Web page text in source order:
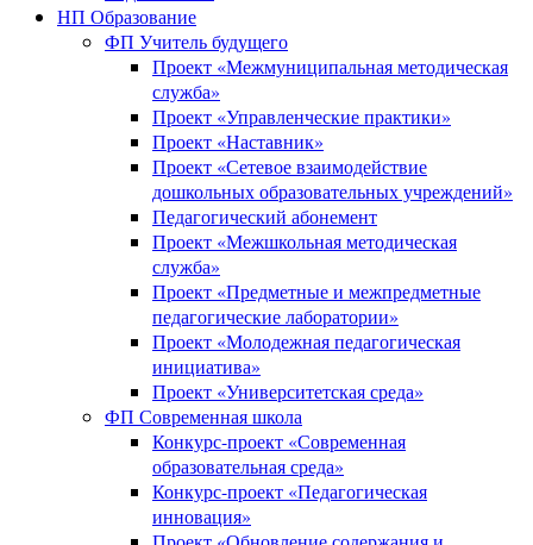
НП Образование
ФП Учитель будущего
Проект «Межмуниципальная методическая
служба»
Проект «Управленческие практики»
Проект «Наставник»
Проект «Сетевое взаимодействие
дошкольных образовательных учреждений»
Педагогический абонемент
Проект «Межшкольная методическая
служба»
Проект «Предметные и межпредметные
педагогические лаборатории»
Проект «Молодежная педагогическая
инициатива»
Проект «Университетская среда»
ФП Современная школа
Конкурс-проект «Современная
образовательная среда»
Конкурс-проект «Педагогическая
инновация»